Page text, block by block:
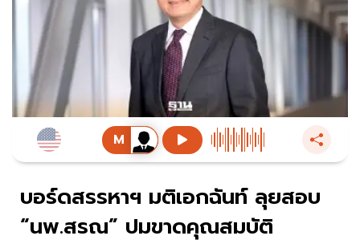
บอร์ดสรรหาฯ มติเอกฉันท์ ลุยสอบ
“นพ.สรณ” ปมขาดคุณสมบัติ